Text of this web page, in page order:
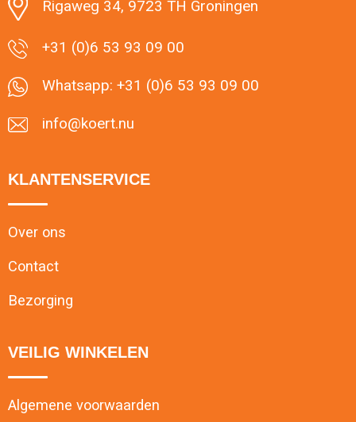
Rigaweg 34, 9723 TH Groningen
+31 (0)6 53 93 09 00
Whatsapp: +31 (0)6 53 93 09 00
info@koert.nu
KLANTENSERVICE
Over ons
Contact
Bezorging
VEILIG WINKELEN
Algemene voorwaarden